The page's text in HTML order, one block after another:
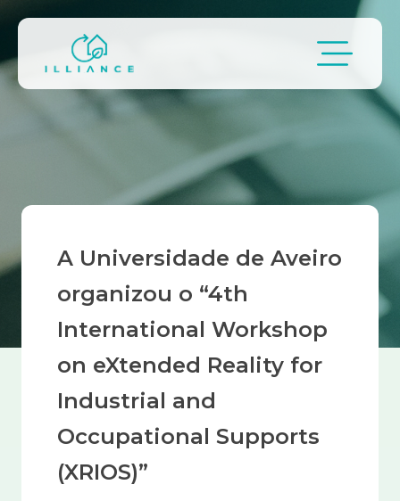
Navegação estrutural
A Universidade de Aveiro
organizou o “4th
International Workshop
on eXtended Reality for
Industrial and
Occupational Supports
(XRIOS)”